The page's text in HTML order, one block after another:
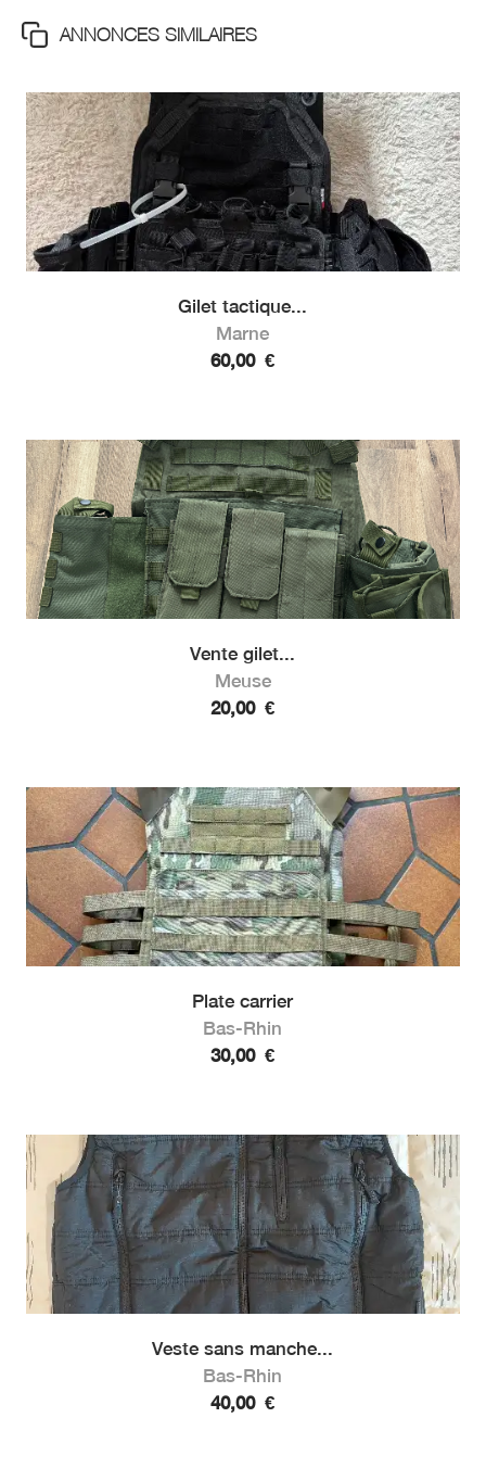
ANNONCES SIMILAIRES
Gilet tactique...
Marne
60,00 €
Vente gilet...
Meuse
20,00 €
Plate carrier
Bas-Rhin
30,00 €
Veste sans manche...
Bas-Rhin
40,00 €